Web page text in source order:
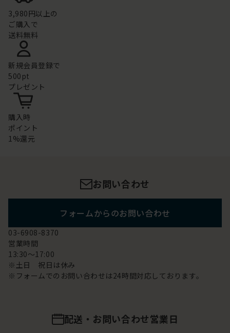
3,980円以上の
ご購入で
送料無料
新規会員登録で
500pt
プレゼント
購入時
ポイント
1%還元
お問い合わせ
フォームからのお問い合わせ
03-6908-8370
営業時間
13:30～17:00
※土日 祝日は休み
※フォームでのお問い合わせは24時間対応しております。
配送・お問い合わせ営業日